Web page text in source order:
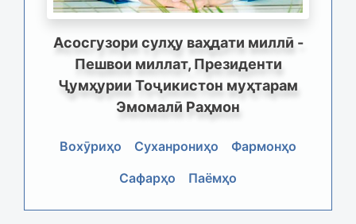
Асосгузори сулҳу ваҳдати миллӣ -
Пешвои миллат, Президенти
Ҷумҳурии Тоҷикистон муҳтарам
Эмомалӣ Раҳмон
Вохӯриҳо Суханрониҳо
Фармонҳо
Сафарҳо
Паёмҳо